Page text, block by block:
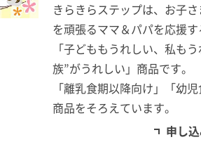
きらきらステップは、お子
を頑張るママ＆パパを応援す
「子どももうれしい、私も
族”がうれしい」商品です。
「離乳食期以降向け」「幼
商品をそろえています。
申し